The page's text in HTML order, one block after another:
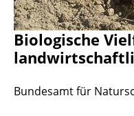
Biologische
Bundesamt für